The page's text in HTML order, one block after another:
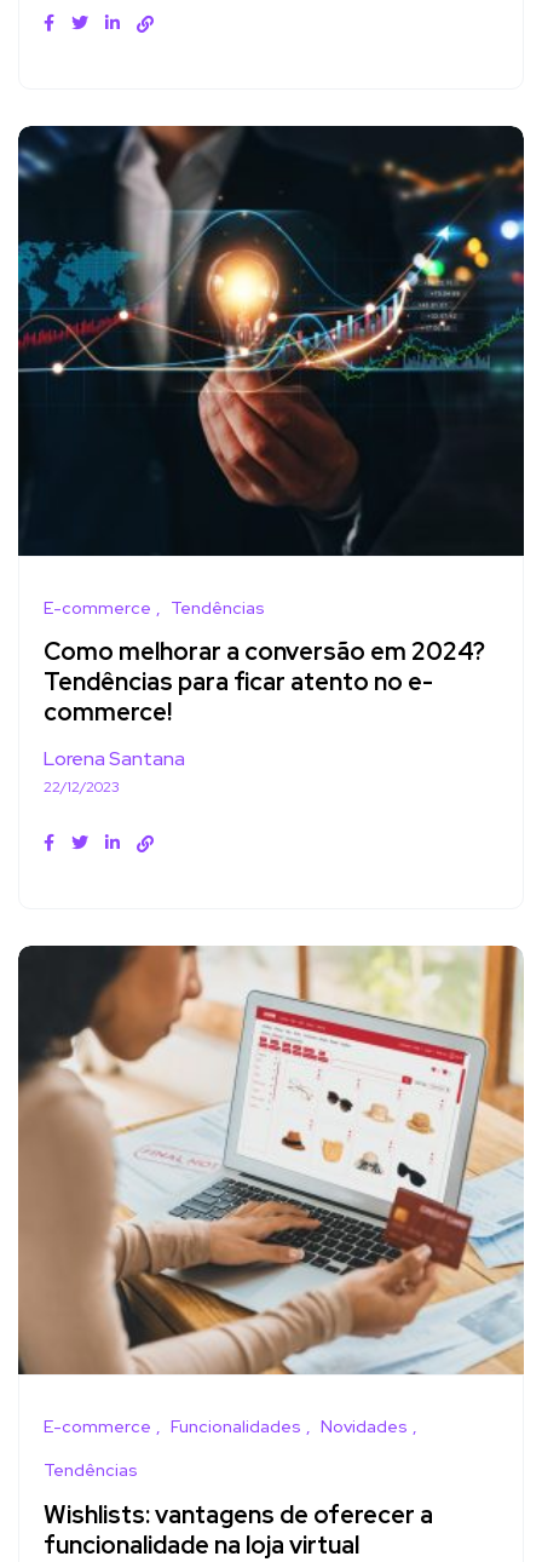
E-commerce Tendências
Como melhorar a conversão em 2024?
Tendências para ficar atento no e-
commerce!
Lorena Santana
22/12/2023
E-commerce Funcionalidades
Novidades
Tendências
Wishlists: vantagens de oferecer a
funcionalidade na loja virtual